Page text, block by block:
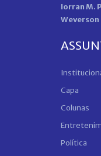
Iorran M.
Weverson
Capa
Colunas
Política